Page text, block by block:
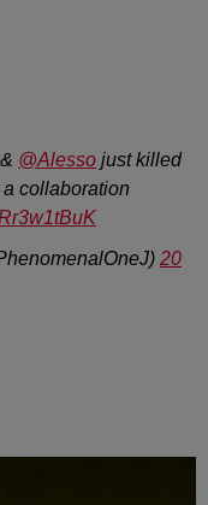
& @Alesso just killed
a collaboration
20